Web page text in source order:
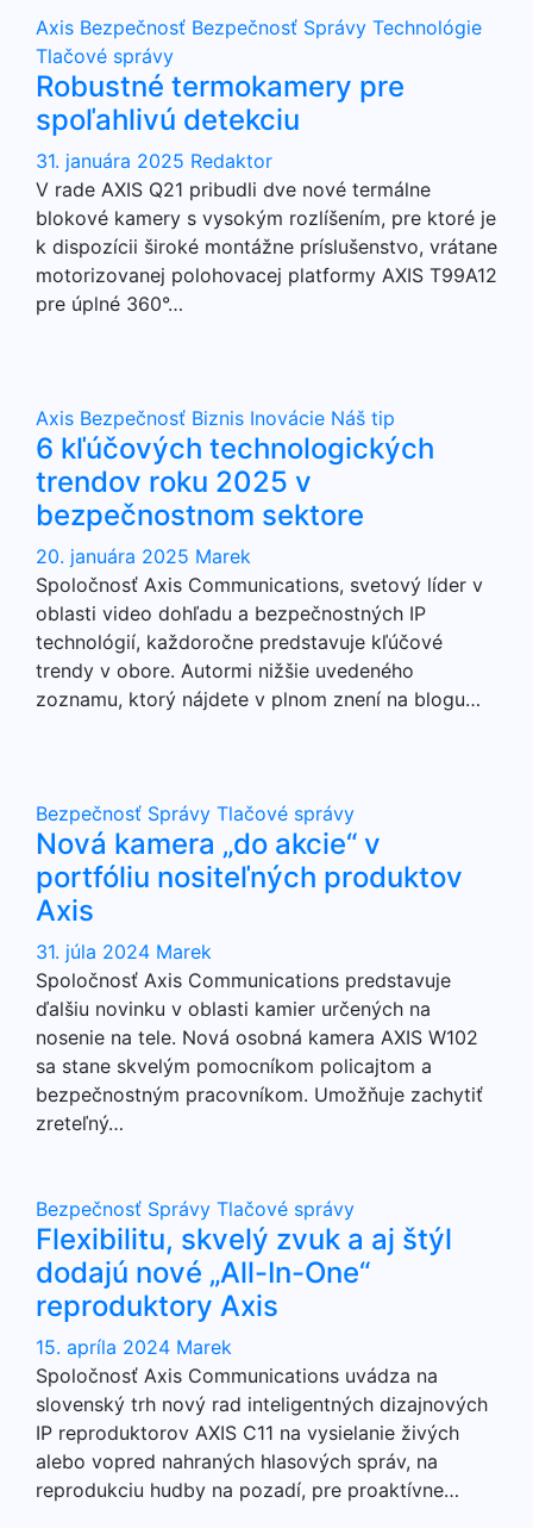
Axis Bezpečnosť Bezpečnosť Správy Technológie
Tlačové správy
Robustné termokamery pre
spoľahlivú detekciu
31. januára 2025 Redaktor
V rade AXIS Q21 pribudli dve nové termálne
blokové kamery s vysokým rozlíšením, pre ktoré je
k dispozícii široké montážne príslušenstvo, vrátane
motorizovanej polohovacej platformy AXIS T99A12
pre úplné 360°…
Axis Bezpečnosť Biznis Inovácie Náš tip
6 kľúčových technologických
trendov roku 2025 v
bezpečnostnom sektore
20. januára 2025 Marek
Spoločnosť Axis Communications, svetový líder v
oblasti video dohľadu a bezpečnostných IP
technológií, každoročne predstavuje kľúčové
trendy v obore. Autormi nižšie uvedeného
zoznamu, ktorý nájdete v plnom znení na blogu…
Bezpečnosť Správy Tlačové správy
Nová kamera „do akcie“ v
portfóliu nositeľných produktov
Axis
31. júla 2024 Marek
Spoločnosť Axis Communications predstavuje
ďalšiu novinku v oblasti kamier určených na
nosenie na tele. Nová osobná kamera AXIS W102
sa stane skvelým pomocníkom policajtom a
bezpečnostným pracovníkom. Umožňuje zachytiť
zreteľný…
Bezpečnosť Správy Tlačové správy
Flexibilitu, skvelý zvuk a aj štýl
dodajú nové „All-In-One“
reproduktory Axis
15. apríla 2024 Marek
Spoločnosť Axis Communications uvádza na
slovenský trh nový rad inteligentných dizajnových
IP reproduktorov AXIS C11 na vysielanie živých
alebo vopred nahraných hlasových správ, na
reprodukciu hudby na pozadí, pre proaktívne…